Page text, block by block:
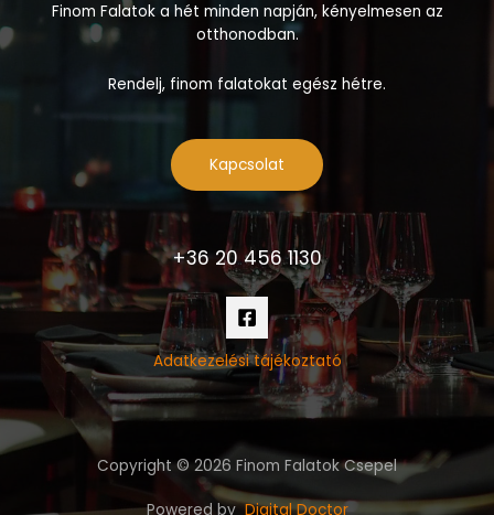
Finom Falatok a hét minden napján, kényelmesen az
otthonodban.
Rendelj, finom falatokat egész hétre.
Kapcsolat
+36 20 456 1130
Adatkezelési tájékoztató
Copyright © 2026 Finom Falatok Csepel
Powered byDigital Doctor